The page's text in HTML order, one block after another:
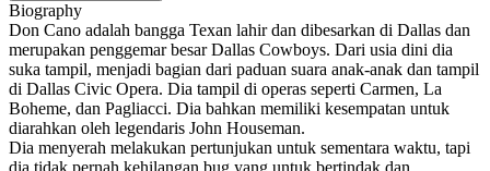
Biography
Don Cano adalah bangga Texan lahir dan dibesarkan di Dallas dan
merupakan penggemar besar Dallas Cowboys. Dari usia dini dia
suka tampil, menjadi bagian dari paduan suara anak-anak dan tampil
di Dallas Civic Opera. Dia tampil di operas seperti Carmen, La
Boheme, dan Pagliacci. Dia bahkan memiliki kesempatan untuk
diarahkan oleh legendaris John Houseman.
Dia menyerah melakukan pertunjukan untuk sementara waktu, tapi